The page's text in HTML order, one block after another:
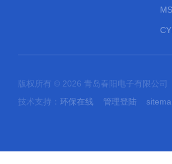
版权所有 © 2026 青岛春阳电子有限公
技术支持： 环保在线 管理登陆